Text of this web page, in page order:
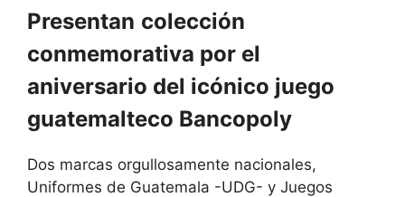
Presentan colección
conmemorativa por el
aniversario del icónico juego
guatemalteco Bancopoly
Dos marcas orgullosamente nacionales,
Uniformes de Guatemala -UDG- y Juegos